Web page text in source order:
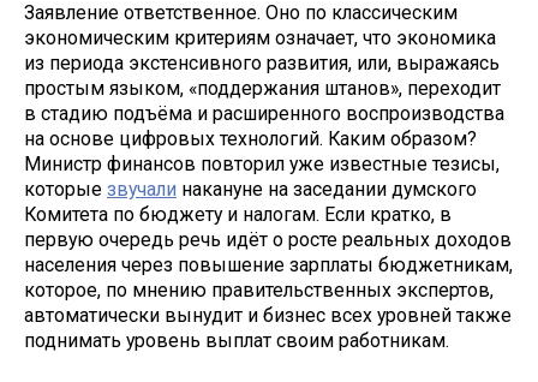
Заявление ответственное. Оно по классическим
экономическим критериям означает, что экономика
из периода экстенсивного развития, или, выражаясь
простым языком, «поддержания штанов», переходит
в стадию подъёма и расширенного воспроизводства
на основе цифровых технологий. Каким образом?
Министр финансов повторил уже известные тезисы,
которые звучали накануне на заседании думского
Комитета по бюджету и налогам. Если кратко, в
первую очередь речь идёт о росте реальных доходов
населения через повышение зарплаты бюджетникам,
которое, по мнению правительственных экспертов,
автоматически вынудит и бизнес всех уровней также
поднимать уровень выплат своим работникам.